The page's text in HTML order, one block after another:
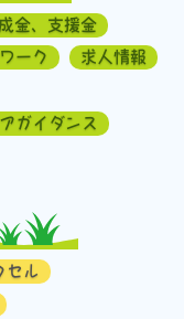
金、支援金
ーク
求人情報
ガイダンス
セル